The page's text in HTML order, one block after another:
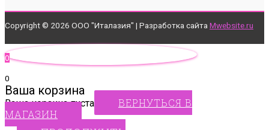
Copyright © 2026 ООО "Италазия" | Разработка сайта Mwebsite.ru
0
0
Ваша корзина
Ваша корзина пуста
ВЕРНУТЬСЯ В
МАГАЗИН